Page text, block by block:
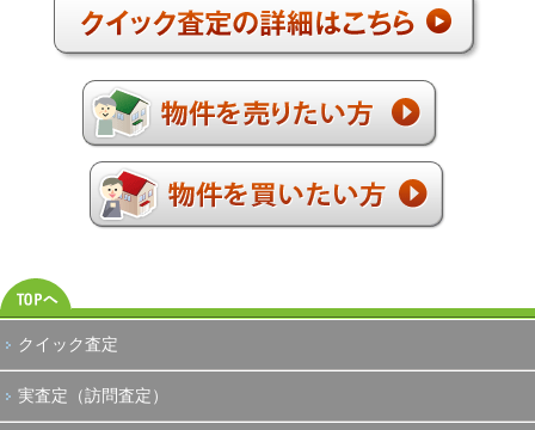
クイック査定
実査定（訪問査定）